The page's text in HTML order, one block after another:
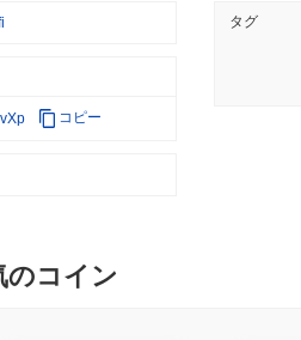
れていますか？
確認し、ネットワークの整合性を維持す
では、バリデーターは一定量のマリオ
るインセンティブが与えられます。プロ
アルゴリズム（ECDSA）を使用して
実施しています。この二重のアプロー
に直面しましたか？
国と英国、GENIUS法のルール
06 2026 (23 hours ago)
は機関がその保管から離れるこ
05 2026 (1 day ago)
コピー
タグ
のコイン